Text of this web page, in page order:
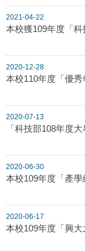
2021-04-22
本校獲109年度「
2020-12-28
本校110年度「優
2020-07-13
「科技部108年度
2020-06-30
本校109年度「產
2020-06-17
本校109年度「興